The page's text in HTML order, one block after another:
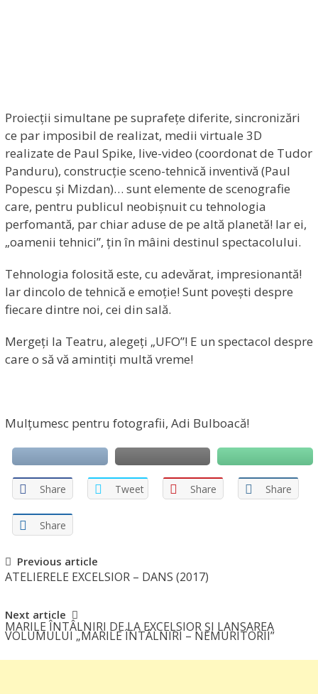
Proiecții simultane pe suprafețe diferite, sincronizări
ce par imposibil de realizat, medii virtuale 3D
realizate de Paul Spike, live-video (coordonat de Tudor
Panduru), construcție sceno-tehnică inventivă (Paul
Popescu și Mizdan)… sunt elemente de scenografie
care, pentru publicul neobișnuit cu tehnologia
perfomantă, par chiar aduse de pe altă planetă! Iar ei,
„oamenii tehnici”, țin în mâini destinul spectacolului.
Tehnologia folosită este, cu adevărat, impresionantă!
Iar dincolo de tehnică e emoție! Sunt povești despre
fiecare dintre noi, cei din sală.
Mergeți la Teatru, alegeți „UFO”! E un spectacol despre
care o să vă amintiți multă vreme!
Mulțumesc pentru fotografii, Adi Bulboacă!
Share Tweet Share Share
Share
Post
navigation
Previous article
ATELIERELE EXCELSIOR – DANS (2017)
Next article
MARILE ÎNTÂLNIRI DE LA EXCELSIOR ȘI LANSAREA
VOLUMULUI „MARILE ÎNTÂLNIRI – NEMURITORII”